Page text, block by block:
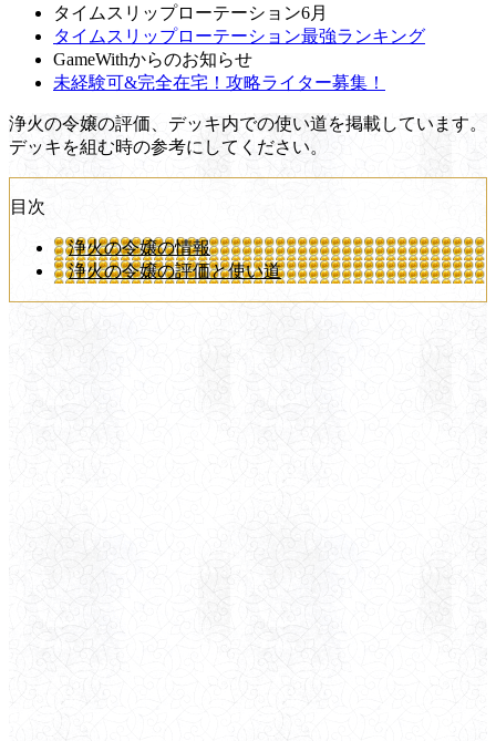
タイムスリップローテーション6月
タイムスリップローテーション最強ランキング
GameWithからのお知らせ
未経験可&完全在宅！攻略ライター募集！
浄火の令嬢の評価、デッキ内での使い道を掲載しています。
デッキを組む時の参考にしてください。
目次
浄火の令嬢の情報
浄火の令嬢の評価と使い道